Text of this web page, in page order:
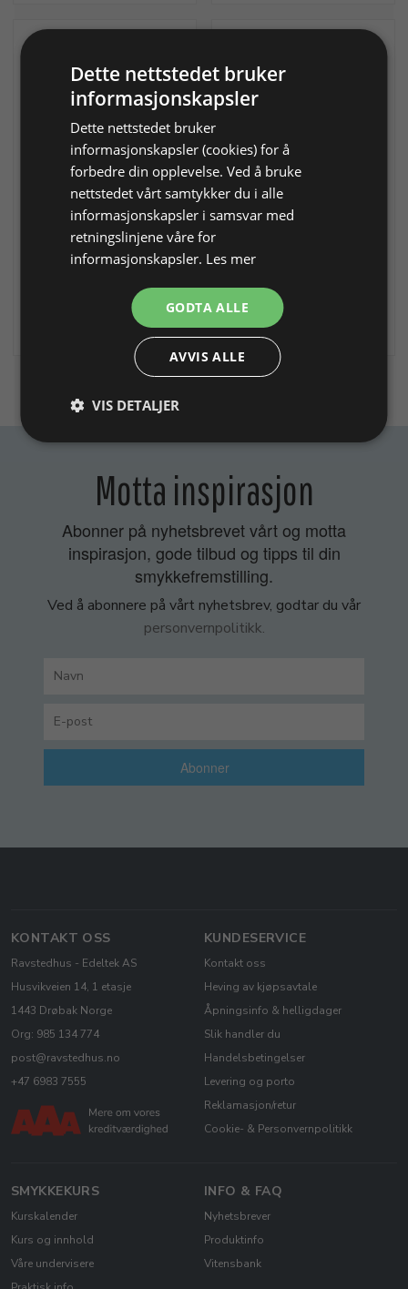
Gravørmaskin SmartPro Air
Til innfatning og gravering.
Varenr. 216940 På lager
Legg i
handlekurv
Gravørmaskin SmartPro Air
Do X
Til innfatning, gravering, boring
og polering.
Varenr. 216941
24.390,00 NOK
Info
Du har sett 6 varer av 6
Motta inspirasjon
Abonner på nyhetsbrevet vårt og motta
inspirasjon, gode tilbud og tipps til din
smykkefremstilling.
Ved å abonnere på vårt nyhetsbrev, godtar du vår
personvernpolitikk.
Abonner
KONTAKT OSS
Ravstedhus - Edeltek AS
Husvikveien 14, 1 etasje
1443 Drøbak Norge
Org: 985 134 774
post@ravstedhus.no
+47 6983 7555
KUNDESERVICE
Kontakt oss
Heving av kjøpsavtale
Åpningsinfo & helligdager
Slik handler du
Handelsbetingelser
Levering og porto
Reklamasjon/retur
Cookie- & Personvernpolitikk
SMYKKEKURS
Kurskalender
Kurs og innhold
Våre undervisere
INFO & FAQ
Nyhetsbrever
Produktinfo
Vitensbank
Dette nettstedet bruker
informasjonskapsler
Dette nettstedet bruker
informasjonskapsler (cookies) for å
forbedre din opplevelse. Ved å bruke
nettstedet vårt samtykker du i alle
informasjonskapsler i samsvar med
retningslinjene våre for
informasjonskapsler. Les mer
GODTA ALLE
AVVIS ALLE
VIS DETALJER